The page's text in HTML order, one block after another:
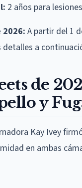
2 años para
A partir del 1
detalles a
de
y
Kay Ivey
en ambas